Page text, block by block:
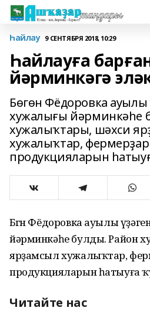
Һайлау 9 СЕНТЯБРЯ 2018, 10:29
Һайлауға
йәрминкәгә
Бөгөн Фёдоровка ауылы
хужалығы йәрминкәһе
хужалыҡтары, шәхси
хужалыҡтар, фермерҙар
продукцияларын
Бөгөн Фёдоровка ауылы
йәрминкәһе булды. Район
ярҙамсыл хужалыҡтар,
продукцияларын һатыуға
Читайте нас